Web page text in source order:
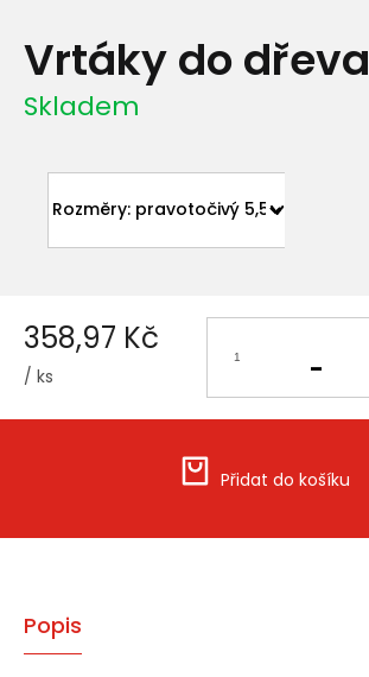
Vrtáky do dřeva
Skladem
358,97 Kč
/ ks
cena:
Přidat do košíku
Popis